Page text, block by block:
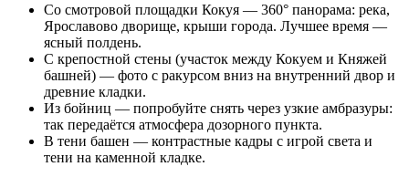
Со смотровой площадки Кокуя — 360° панорама: река,
Ярославово дворище, крыши города. Лучшее время —
ясный полдень.
С крепостной стены (участок между Кокуем и Княжей
башней) — фото с ракурсом вниз на внутренний двор и
древние кладки.
Из бойниц — попробуйте снять через узкие амбразуры:
так передаётся атмосфера дозорного пункта.
В тени башен — контрастные кадры с игрой света и
тени на каменной кладке.